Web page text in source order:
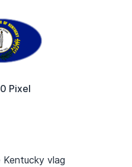
Pixel
Kentucky vlag